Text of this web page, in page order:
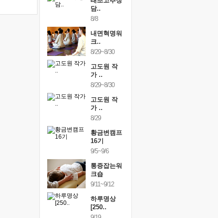
담..
8/8
내면혁명워
크..
8/29~8/30
고도원 작
가 ..
8/29~8/30
고도원 작
가 ..
8/29
황금변캠프
16기
9/5~9/6
통증잡는워
크숍
9/11~9/12
하루명상
[250..